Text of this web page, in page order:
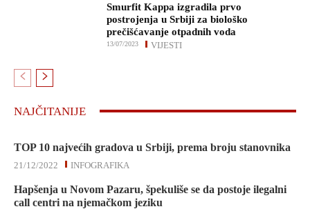
Smurfit Kappa izgradila prvo
postrojenja u Srbiji za biološko
prečišćavanje otpadnih voda
VIJESTI
13/07/2023
NAJČITANIJE
TOP 10 najvećih gradova u Srbiji, prema broju stanovnika
INFOGRAFIKA
21/12/2022
Hapšenja u Novom Pazaru, špekuliše se da postoje ilegalni
call centri na njemačkom jeziku